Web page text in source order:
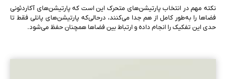
نکته مهم در انتخاب پارتیشن‌های متحرک این است که پارتیشن‌های آکاردئونی
فضاها را به‌طور کامل از هم جدا می‌کنند، درحالی‌که پارتیشن‌های پانلی فقط تا
حدی این تفکیک را انجام داده و ارتباط بین فضاها همچنان حفظ می‌شود.